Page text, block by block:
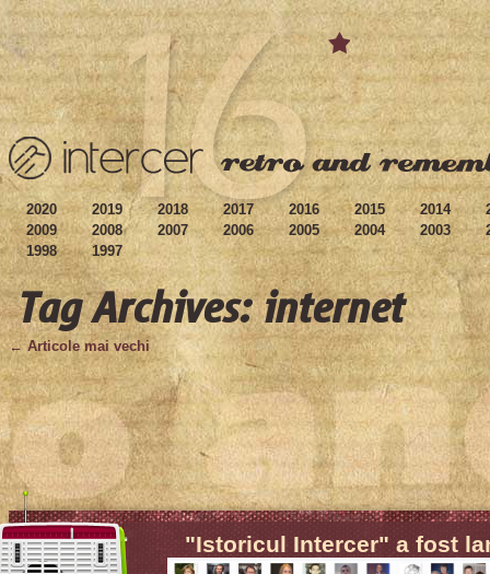
2020 2019 2018 2017 2016 2015 2014
2009
2008 2007 2006 2005 2004 2003
1998
1997
Tag Archives: internet
← Articole mai vechi
"Istoricul Intercer" a fost